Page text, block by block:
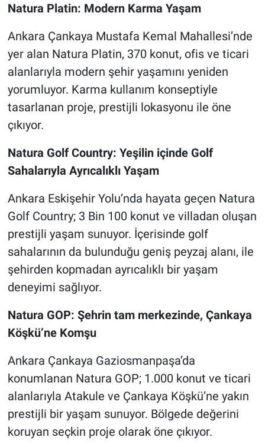
Natura Platin: Modern Karma Yaşam
Ankara Çankaya Mustafa Kemal Mahallesi’nde
yer alan Natura Platin, 370 konut, ofis ve ticari
alanlarıyla modern şehir yaşamını yeniden
yorumluyor. Karma kullanım konseptiyle
tasarlanan proje, prestijli lokasyonu ile öne
çıkıyor.
Natura Golf Country: Yeşilin içinde Golf
Sahalarıyla Ayrıcalıklı Yaşam
Ankara Eskişehir Yolu’nda hayata geçen Natura
Golf Country; 3 Bin 100 konut ve villadan oluşan
prestijli yaşam sunuyor. İçerisinde golf
sahalarının da bulunduğu geniş peyzaj alanı, ile
şehirden kopmadan ayrıcalıklı bir yaşam
deneyimi sağlıyor.
Natura GOP: Şehrin tam merkezinde, Çankaya
Köşkü’ne Komşu
Ankara Çankaya Gaziosmanpaşa’da
konumlanan Natura GOP; 1.000 konut ve ticari
alanlarıyla Atakule ve Çankaya Köşkü’ne yakın
prestijli bir yaşam sunuyor. Bölgede değerini
koruyan seçkin proje olarak öne çıkıyor.